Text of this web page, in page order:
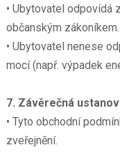
• Ubytovatel odpovídá
občanským zákoníkem.
• Ubytovatel nenese
mocí (např. výpadek
7. Závěrečná
• Tyto obchodní
zveřejnění.